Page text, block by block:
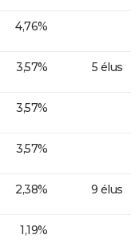
4,76%
3,57% 5 élus
3,57%
3,57%
2,38% 9 élus
1,19%